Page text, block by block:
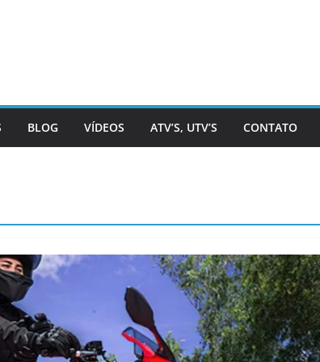
BLOG VÍDEOS ATV’S, UTV’S CONTATO